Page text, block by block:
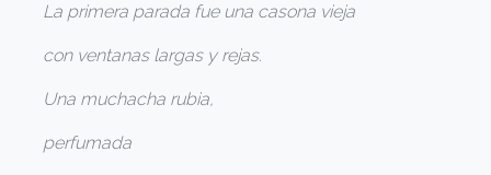
La primera parada fue una casona vieja
con ventanas largas y rejas.
Una muchacha rubia,
perfumada